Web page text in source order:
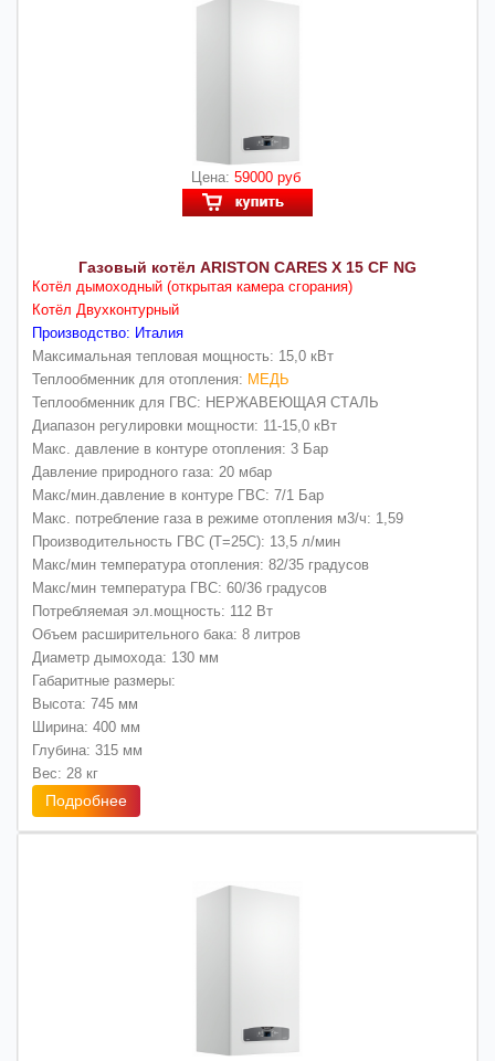
Цена: 59000 руб
Газовый котёл ARISTON CARES X 15 CF NG
Котёл дымоходный (открытая камера сгорания)
Котёл Двухконтурный
Производство: Италия
Максимальная тепловая мощность: 15,0 кВт
Теплообменник для отопления: МЕДЬ
Теплообменник для ГВС: НЕРЖАВЕЮЩАЯ СТАЛЬ
Диапазон регулировки мощности: 11-15,0 кВт
Макс. давление в контуре отопления: 3 Бар
Давление природного газа: 20 мбар
Макс/мин.давление в контуре ГВС: 7/1 Бар
Макс. потребление газа в режиме отопления м3/ч: 1,59
Производительность ГВС (Т=25С): 13,5 л/мин
Макс/мин температура отопления: 82/35 градусов
Макс/мин температура ГВС: 60/36 градусов
Потребляемая эл.мощность: 112 Вт
Объем расширительного бака: 8 литров
Диаметр дымохода: 130 мм
Габаритные размеры:
Высота: 745 мм
Ширина: 400 мм
Глубина: 315 мм
Вес: 28 кг
Подробнее